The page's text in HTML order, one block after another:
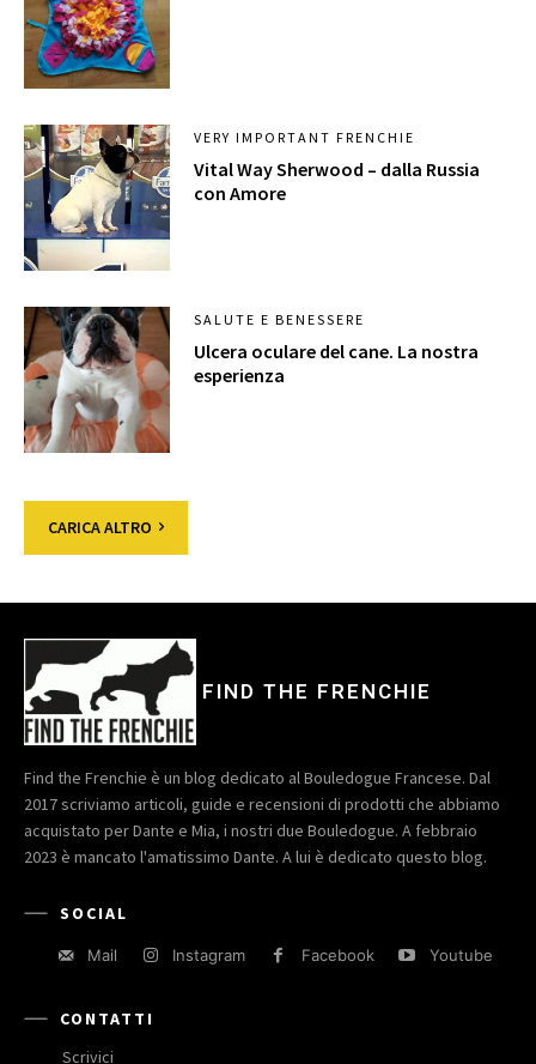
VERY IMPORTANT FRENCHIE
Vital Way Sherwood – dalla Russia
con Amore
SALUTE E BENESSERE
Ulcera oculare del cane. La nostra
esperienza
CARICA ALTRO
FIND THE FRENCHIE
Find the Frenchie è un blog dedicato al Bouledogue Francese. Dal
2017 scriviamo articoli, guide e recensioni di prodotti che abbiamo
acquistato per Dante e Mia, i nostri due Bouledogue. A febbraio
2023 è mancato l'amatissimo Dante. A lui è dedicato questo blog.
SOCIAL
Mail Instagram Facebook Youtube
CONTATTI
Scrivici